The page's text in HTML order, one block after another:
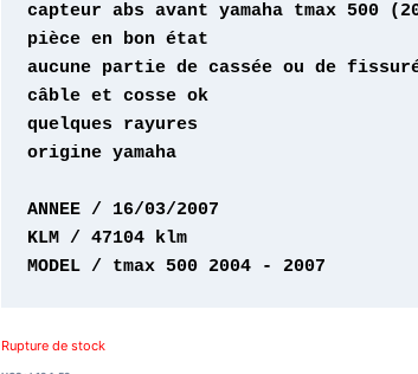
origine yamaha
MODEL / tmax 500 2004 - 2007
Rupture de stock